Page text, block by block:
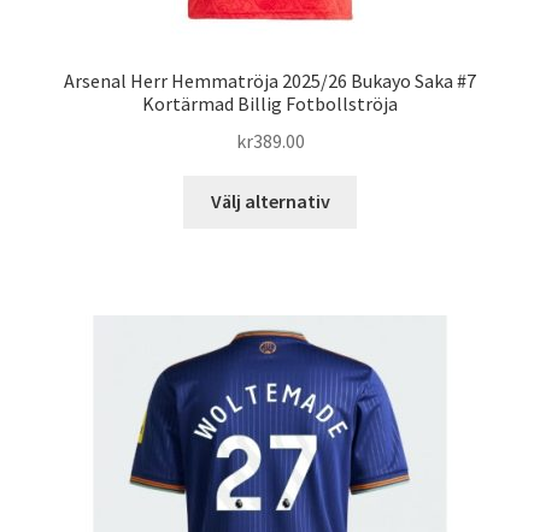
Arsenal Herr Hemmatröja 2025/26 Bukayo Saka #7
Kortärmad Billig Fotbollströja
kr389.00
Välj alternativ
De
olika
alternativen
kan
väljas